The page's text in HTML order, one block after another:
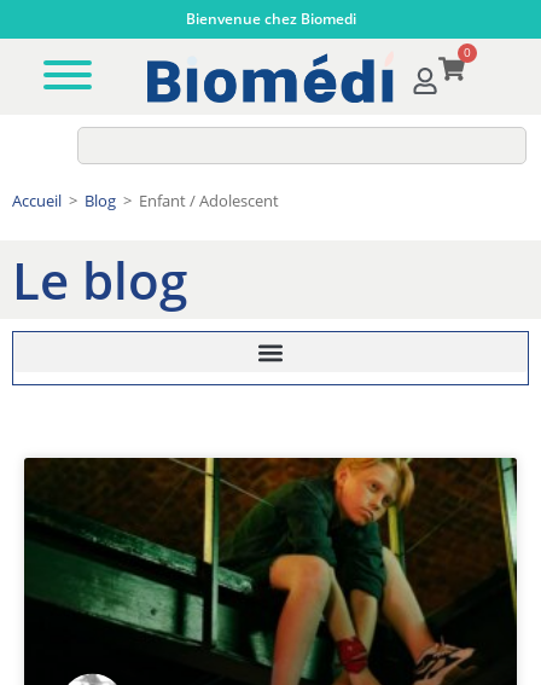
Bienvenue chez Biomedi
0
Accueil > Blog > Enfant / Adolescent
Le blog